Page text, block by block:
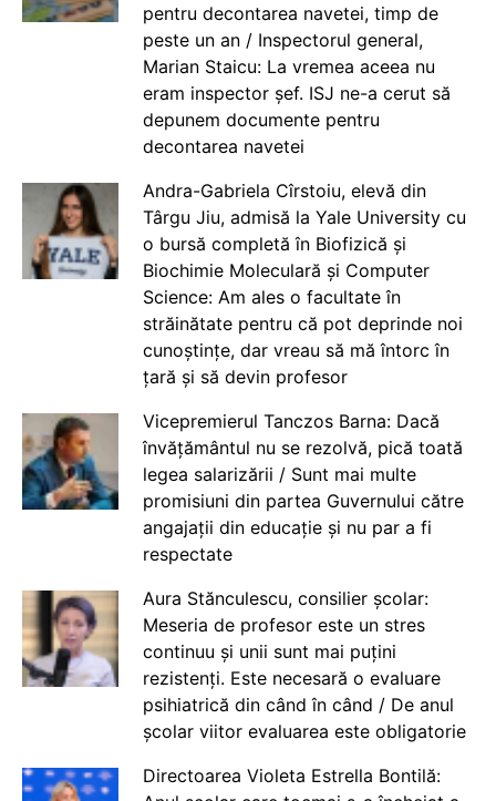
pentru decontarea navetei, timp de
peste un an / Inspectorul general,
Marian Staicu: La vremea aceea nu
eram inspector șef. ISJ ne-a cerut să
depunem documente pentru
decontarea navetei
Andra-Gabriela Cîrstoiu, elevă din
Târgu Jiu, admisă la Yale University cu
o bursă completă în Biofizică și
Biochimie Moleculară și Computer
Science: Am ales o facultate în
străinătate pentru că pot deprinde noi
cunoștințe, dar vreau să mă întorc în
țară și să devin profesor
Vicepremierul Tanczos Barna: Dacă
învățământul nu se rezolvă, pică toată
legea salarizării / Sunt mai multe
promisiuni din partea Guvernului către
angajații din educație și nu par a fi
respectate
Aura Stănculescu, consilier școlar:
Meseria de profesor este un stres
continuu și unii sunt mai puțini
rezistenți. Este necesară o evaluare
psihiatrică din când în când / De anul
școlar viitor evaluarea este obligatorie
Directoarea Violeta Estrella Bontilă: